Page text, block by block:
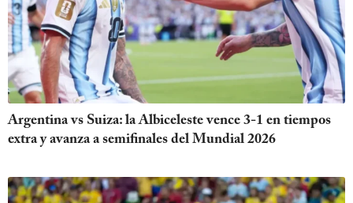
Argentina vs Suiza: la Albiceleste vence 3-1 en tiempos
extra y avanza a semifinales del Mundial 2026